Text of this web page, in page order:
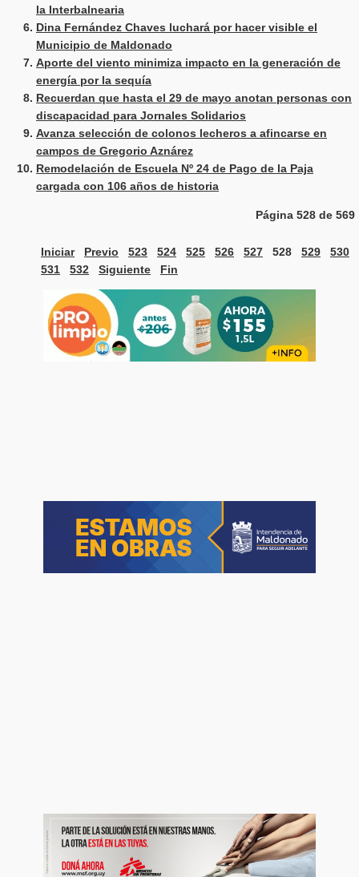
la Interbalnearia
Dina Fernández Chaves luchará por hacer visible el
Municipio de Maldonado
Aporte del viento minimiza impacto en la generación de
energía por la sequía
Recuerdan que hasta el 29 de mayo anotan personas con
discapacidad para Jornales Solidarios
Avanza selección de colonos lecheros a afincarse en
campos de Gregorio Aznárez
Remodelación de Escuela Nº 24 de Pago de la Paja
cargada con 106 años de historia
Página 528 de 569
Iniciar Previo 523 524 525 526 527 528 529
530
531
532 Siguiente Fin